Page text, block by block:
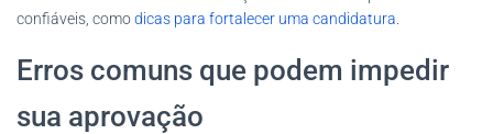
confiáveis, comodicas para fortalecer uma candidatura
Erros comuns que podem impedir
sua aprovação